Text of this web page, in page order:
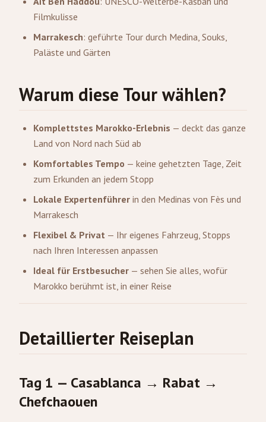
Filmkulisse
Marrakesch: geführte Tour durch Medina, Souks,
Paläste und Gärten
Warum diese Tour wählen?
Komplettstes Marokko-Erlebnis — deckt das ganze
Land von Nord nach Süd ab
Komfortables Tempo — keine gehetzten Tage, Zeit
zum Erkunden an jedem Stopp
Lokale Expertenführer in den Medinas von Fès und
Marrakesch
Flexibel & Privat — Ihr eigenes Fahrzeug, Stopps
nach Ihren Interessen anpassen
Ideal für Erstbesucher — sehen Sie alles, wofür
Marokko berühmt ist, in einer Reise
Detaillierter Reiseplan
Tag 1 — Casablanca → Rabat →
Chefchaouen